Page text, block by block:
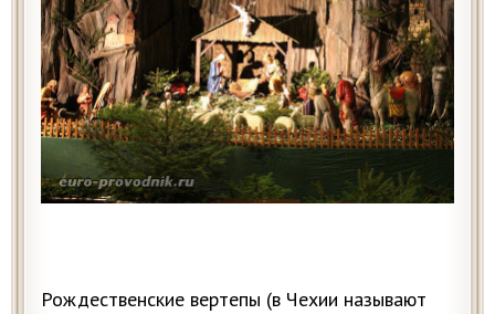
Рождественские вертепы (в Чехии называют